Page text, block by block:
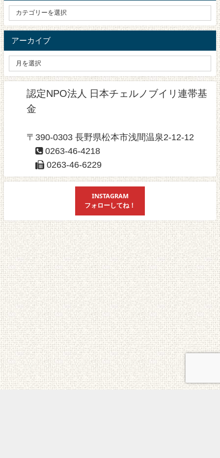
アーカイブ
認定NPO法人 日本チェルノブイリ連帯基
金
〒390-0303 長野県松本市浅間温泉2-12-12
0263-46-4218
0263-46-6229
INSTAGRAM
フォローしてね！